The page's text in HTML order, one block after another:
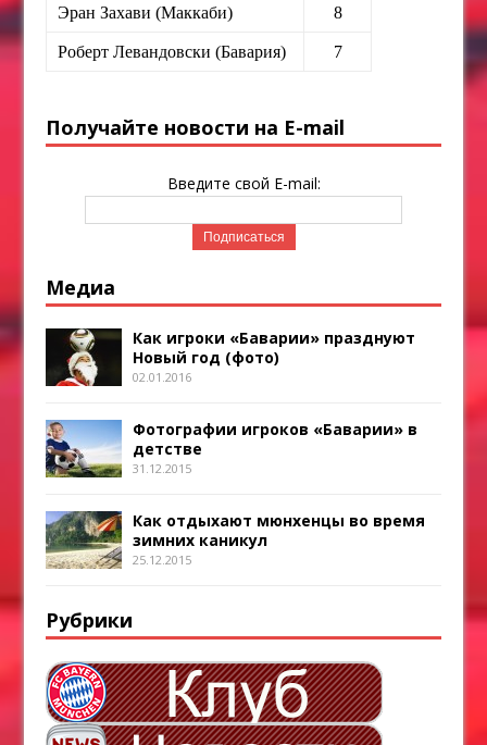
Эран Захави (Маккаби) 8
Роберт Левандовски (Бавария) 7
Получайте новости на E-mail
Введите свой E-mail:
Медиа
Как игроки «Баварии» празднуют
Новый год (фото)
02.01.2016
Фотографии игроков «Баварии» в
детстве
31.12.2015
Как отдыхают мюнхенцы во время
зимних каникул
25.12.2015
Рубрики